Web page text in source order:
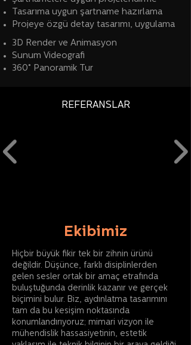
Tasarıma uygun şartname hazırlama
Projeye özgü detay tasarımı, uygulama
3D Render ve Animasyon
Sunum Videografi
360° Panoramik Tur
REFERANSLAR
Ekibimiz
Hiçbir büyük fikir tek bir zihnin ürünü
değildir. Düşünce, farklı disiplinlerden
gelen sesler ortak bir amaç etrafında
buluştuğunda derinlik kazanır ve gerçek
biçimini bulur. Biz, aydınlatma tasarımını
tam da bu kesişim noktasında
konumlandırıyoruz; mimari vizyon ile
mühendislik hassasiyetinin, estetik